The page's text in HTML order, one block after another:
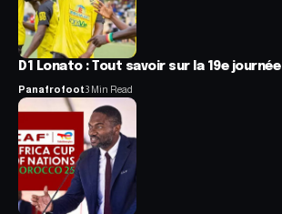
D1 Lonato : Tout savoir sur la 19e journée
Panafrofoot3 Min Read